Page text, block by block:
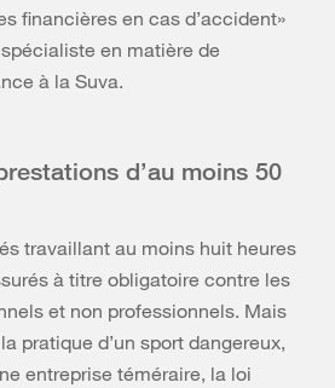
financières en cas d’accident»
en matière de
à la Suva.
d’au moins 50
travaillant au moins huit heures
à titre obligatoire contre les
et non professionnels. Mais
pratique d’un sport dangereux,
entreprise téméraire, la loi